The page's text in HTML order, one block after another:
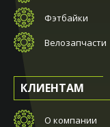
Фэтбайки
Велозапчасти
КЛИЕНТАМ
О компании